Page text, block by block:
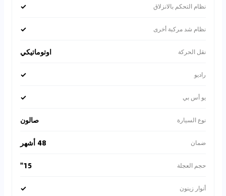
نظام التحكم بالانزلاق ✓
نظام شد مركبة أخرى ✓
نقل الحركة اوتوماتيكي
راديو ✓
يو أس بي ✓
نوع السيارة صالون
ضمان 48 أشهر
حجم العجلة 15"
أنوار زينون ✓